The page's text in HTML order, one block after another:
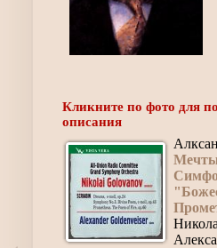
Кликните по фото для
описания